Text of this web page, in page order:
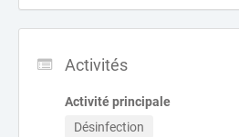
Activités
Activité principale
Désinfection